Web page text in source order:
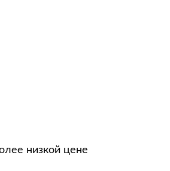
низкой цене